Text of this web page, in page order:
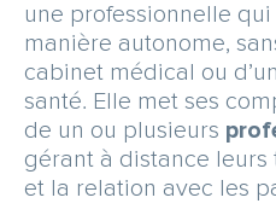
une professionnelle
manière autonome,
cabinet médical ou
santé. Elle met ses
de un ou plusieurs
gérant à distance
et la relation avec les